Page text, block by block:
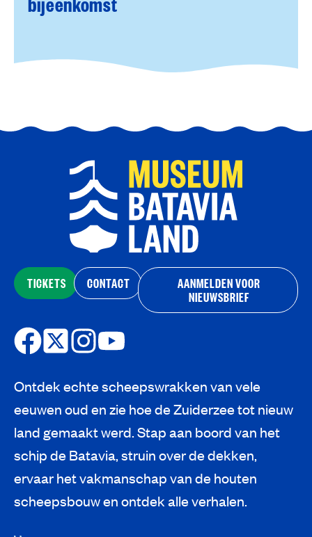
TICKETS CONTACT
AANMELDEN VOOR
NIEUWSBRIEF
Ontdek echte scheepswrakken van vele
eeuwen oud en zie hoe de Zuiderzee tot nieuw
land gemaakt werd. Stap aan boord van het
schip de Batavia, struin over de dekken,
ervaar het vakmanschap van de houten
scheepsbouw en ontdek alle verhalen.